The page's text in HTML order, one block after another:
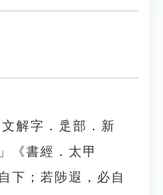
解字．辵部．新
《書經．太甲
下；若陟遐，必自